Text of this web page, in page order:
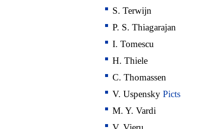
S. Terwijn
P. S. Thiagarajan
I. Tomescu
H. Thiele
C. Thomassen
V. Uspensky Picts
M. Y. Vardi